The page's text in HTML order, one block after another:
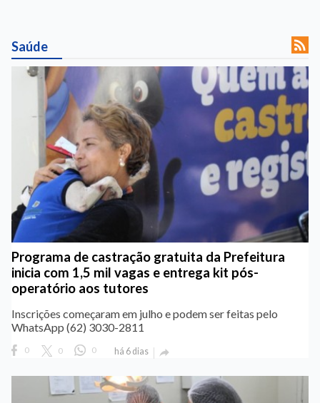
Saúde 
Programa de castração gratuita da Prefeitura
inicia com 1,5 mil vagas e entrega kit pós-
operatório aos tutores
Inscrições começaram em julho e podem ser feitas pelo
WhatsApp (62) 3030-2811
0 0 0 há 6 dias 